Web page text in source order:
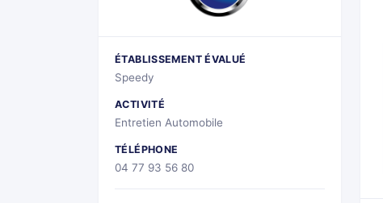
ÉTABLISSEMENT ÉVALUÉ
Speedy
ACTIVITÉ
Entretien Automobile
TÉLÉPHONE
04 77 93 56 80